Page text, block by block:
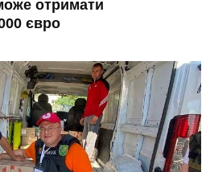
отримати
євро